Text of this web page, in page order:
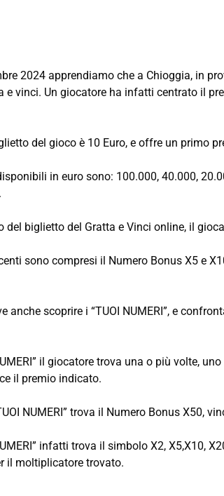
2024 apprendiamo che a Chioggia, in
e vinci. Un giocatore ha infatti centrato il
del gioco è 10 Euro, e offre un primo
in euro sono: 100.000, 40.000,
del biglietto del Gratta e Vinci online, il
sono compresi il Numero Bonus X5 e
anche scoprire i “TUOI NUMERI”, e
il giocatore trova una o più volte,
il premio indicato.
NUMERI” trova il Numero Bonus X50,
infatti trova il simbolo X2, X5,X10,
il moltiplicatore trovato.